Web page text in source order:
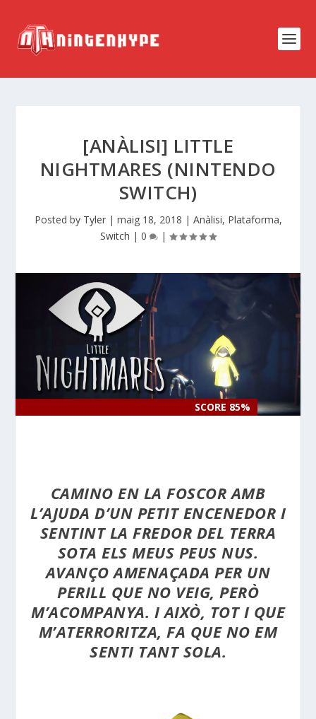
[ANÀLISI] LITTLE
NIGHTMARES (NINTENDO
SWITCH)
Posted by Tyler| maig 18, 2018 | Anàlisi, Plataforma,
Switch | 0 |
SCORE 85%
SCORE 85%
CAMINO EN LA FOSCOR AMB
L’AJUDA D’UN PETIT ENCENEDOR I
SENTINT LA FREDOR DEL TERRA
SOTA ELS MEUS PEUS NUS.
AVANÇO AMENAÇADA PER UN
PERILL QUE NO VEIG, PERÒ
M’ACOMPANYA. I AIXÒ, TOT I QUE
M’ATERRORITZA, FA QUE NO EM
SENTI TANT SOLA.